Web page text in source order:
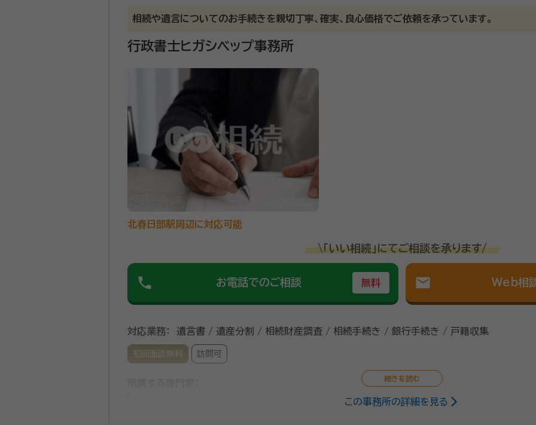
五反野駅 梅島駅 西新井駅 竹ノ塚駅
相続や遺言についてのお手続きを親切丁寧、確実、良心価格でご依頼を承っています。
行政書士ヒガシベップ事務所
北春日部駅周辺に対応可能
\「いい相続」にてご相談を承ります/
phone お電話でのご相談 無料 mail Web相
対応業務： 遺言書 / 遺産分割 / 相続財産調査 / 相続手続き / 銀行手続き / 戸籍収集
初回面談無料 訪問可
この事務所の詳細を見る